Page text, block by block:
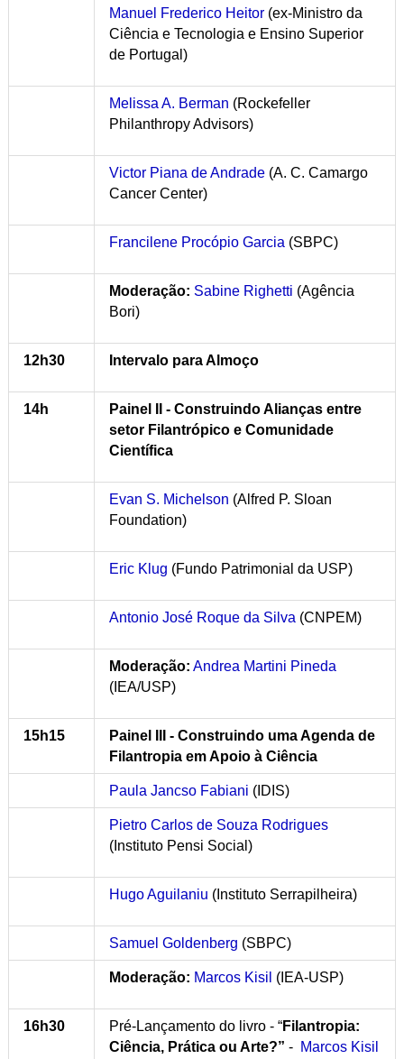
Manuel Frederico Heitor(ex-Ministro da
Ciência e Tecnologia e Ensino Superior
de Portugal)
Melissa A. Berman (Rockefeller
Philanthropy Advisors)
Victor Piana de Andrade(A. C. Camargo
Cancer Center)
Francilene Procópio Garcia(SBPC)
Moderação: Sabine Righetti (Agência
Bori)
12h30 Intervalo para Almoço
14h
Painel II - Construindo Alianças entre
setor Filantrópico e Comunidade
Científica
Evan S. Michelson (Alfred P. Sloan
Foundation)
Eric Klug (Fundo Patrimonial da USP)
Antonio José Roque da Silva(CNPEM)
Moderação: Andrea Martini Pineda
(IEA/USP)
15h15
Painel III - Construindo uma Agenda de
Filantropia em Apoio à Ciência
Paula Jancso Fabiani (IDIS)
Pietro Carlos de Souza Rodrigues
(Instituto Pensi Social)
Hugo Aguilaniu (Instituto Serrapilheira)
Samuel Goldenberg (SBPC)
Moderação: Marcos Kisil (IEA-USP)
16h30 Pré-Lançamento do livro - “Filantropia:
Ciência, Prática ou Arte?” - Marcos Kisil